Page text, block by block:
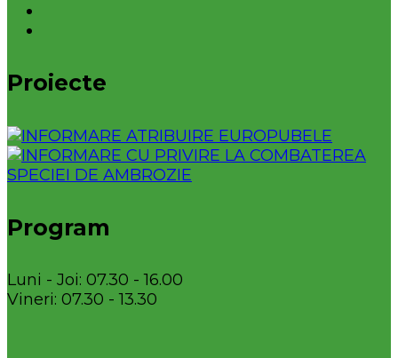
Proiecte
Program
Luni - Joi: 07.30 - 16.00
Vineri: 07.30 - 13.30